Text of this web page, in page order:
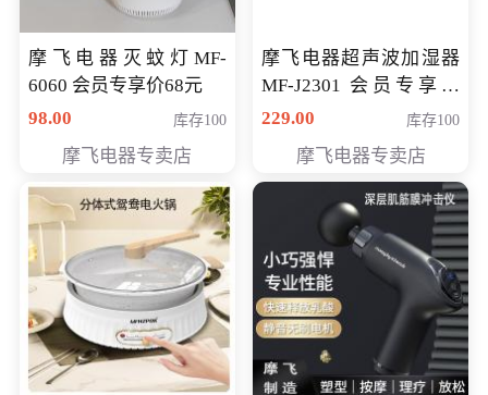
摩飞电器灭蚊灯MF-
6060 会员专享价68元
98.00
库存100
摩飞电器专卖店
摩飞电器超声波加湿器
MF-J2301 会员专享价
168元
229.00 库存100
摩飞电器专卖店